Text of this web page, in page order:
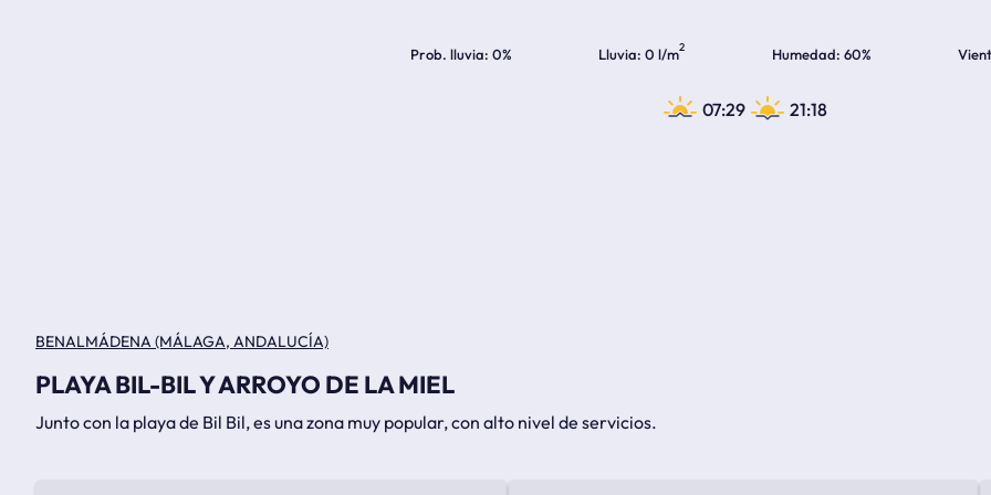
Prob. lluvia 0% Lluvia 0 l/m2 Humedad 60%
07:29 21:18
BENALMÁDENA (MÁLAGA, ANDALUCÍA)
PLAYA BIL-BIL Y ARROYO DE LA MIEL
Junto con la playa de Bil Bil, es una zona muy popular, con alto nivel de servicios.